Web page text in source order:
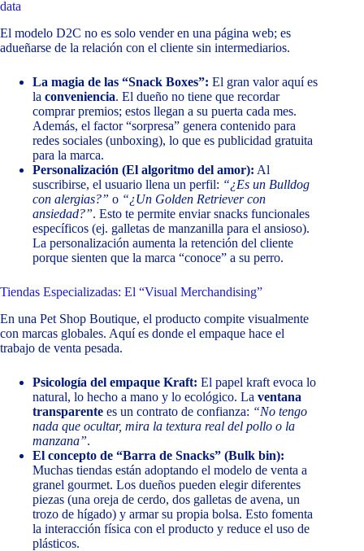
data
El modelo D2C no es solo vender en una página web; es
adueñarse de la relación con el cliente sin intermediarios.
La magia de las “Snack Boxes”: El gran valor aquí es
la conveniencia. El dueño no tiene que recordar
comprar premios; estos llegan a su puerta cada mes.
Además, el factor “sorpresa” genera contenido para
redes sociales (unboxing), lo que es publicidad gratuita
para la marca.
Personalización (El algoritmo del amor): Al
suscribirse, el usuario llena un perfil: “¿Es un Bulldog
con alergias?” o “¿Un Golden Retriever con
ansiedad?”. Esto te permite enviar snacks funcionales
específicos (ej. galletas de manzanilla para el ansioso).
La personalización aumenta la retención del cliente
porque sienten que la marca “conoce” a su perro.
Tiendas Especializadas: El “Visual Merchandising”
En una Pet Shop Boutique, el producto compite visualmente
con marcas globales. Aquí es donde el empaque hace el
trabajo de venta pesada.
Psicología del empaque Kraft: El papel kraft evoca lo
natural, lo hecho a mano y lo ecológico. La ventana
transparente es un contrato de confianza: “No tengo
nada que ocultar, mira la textura real del pollo o la
manzana”.
El concepto de “Barra de Snacks” (Bulk bin):
Muchas tiendas están adoptando el modelo de venta a
granel gourmet. Los dueños pueden elegir diferentes
piezas (una oreja de cerdo, dos galletas de avena, un
trozo de hígado) y armar su propia bolsa. Esto fomenta
la interacción física con el producto y reduce el uso de
plásticos.